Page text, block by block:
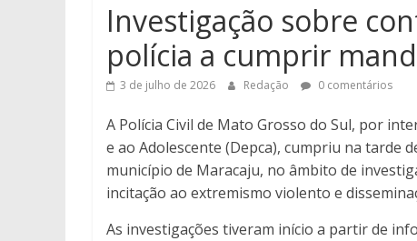
Investigação sobre
polícia a cumprir
3 de julho de 2026 Redação 0 comentários
A Polícia Civil de Mato Grosso do Sul, por
e ao Adolescente (Depca), cumpriu na tarde
município de Maracaju, no âmbito de
incitação ao extremismo violento e
As investigações tiveram início a partir de